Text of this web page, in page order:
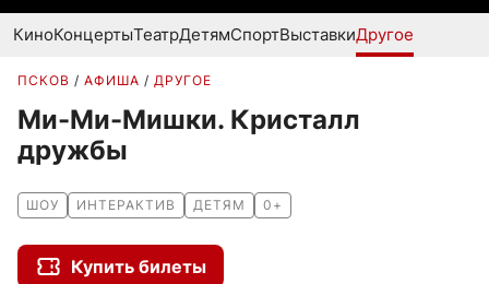
КиноКонцертыТеатрДетямСпортВыставкиДругое
ПСКОВ АФИША ДРУГОЕ
Ми-Ми-Мишки. Кристалл
дружбы
ШОУ ИНТЕРАКТИВ ДЕТЯМ 0+
Купить билеты